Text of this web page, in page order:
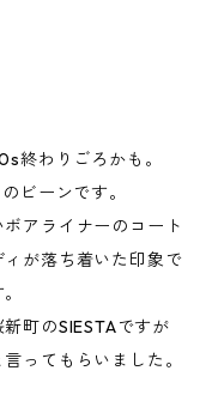
終わりごろかも。
ビーンです。
ボアライナーのコート
が落ち着いた印象で
町のSIESTAですが
ってもらいました。